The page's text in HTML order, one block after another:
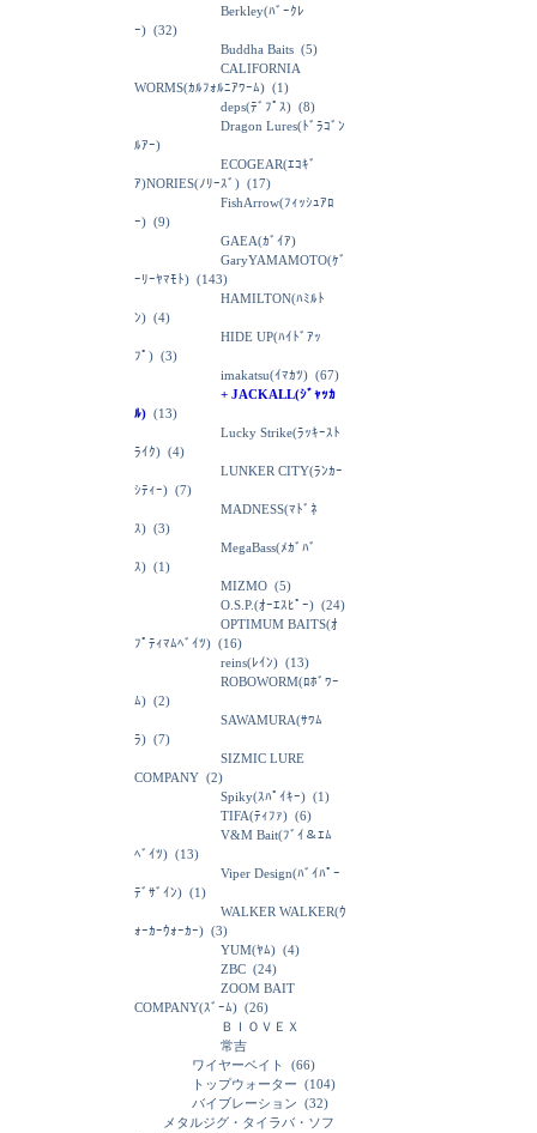
Berkley(ﾊﾞｰｸﾚ
ｰ) (32)
Buddha Baits (5)
CALIFORNIA
WORMS(ｶﾙﾌｫﾙﾆｱﾜｰﾑ) (1)
deps(ﾃﾞﾌﾟｽ) (8)
Dragon Lures(ﾄﾞﾗｺﾞﾝ
ﾙｱｰ)
ECOGEAR(ｴｺｷﾞ
ｱ)NORIES(ﾉﾘｰｽﾞ) (17)
FishArrow(ﾌｨｯｼｭｱﾛ
ｰ) (9)
GAEA(ｶﾞｲｱ)
GaryYAMAMOTO(ｹﾞ
ｰﾘｰﾔﾏﾓﾄ) (143)
HAMILTON(ﾊﾐﾙﾄ
ﾝ) (4)
HIDE UP(ﾊｲﾄﾞｱｯ
ﾌﾟ) (3)
imakatsu(ｲﾏｶﾂ) (67)
+ JACKALL(ｼﾞｬｯｶ
ﾙ) (13)
Lucky Strike(ﾗｯｷｰｽﾄ
ﾗｲｸ) (4)
LUNKER CITY(ﾗﾝｶｰ
ｼﾃｨｰ) (7)
MADNESS(ﾏﾄﾞﾈ
ｽ) (3)
MegaBass(ﾒｶﾞﾊﾞ
ｽ) (1)
MIZMO (5)
O.S.P.(ｵｰｴｽﾋﾟｰ) (24)
OPTIMUM BAITS(ｵ
ﾌﾟﾃｨﾏﾑﾍﾞｲﾂ) (16)
reins(ﾚｲﾝ) (13)
ROBOWORM(ﾛﾎﾞﾜｰ
ﾑ) (2)
SAWAMURA(ｻﾜﾑ
ﾗ) (7)
SIZMIC LURE
COMPANY (2)
Spiky(ｽﾊﾟｲｷｰ) (1)
TIFA(ﾃｨﾌｧ) (6)
V&M Bait(ﾌﾞｲ＆ｴﾑ
ﾍﾞｲﾂ) (13)
Viper Design(ﾊﾞｲﾊﾟｰ
ﾃﾞｻﾞｲﾝ) (1)
WALKER WALKER(ｳ
ｫｰｶｰｳｫｰｶｰ) (3)
YUM(ﾔﾑ) (4)
ZBC (24)
ZOOM BAIT
COMPANY(ｽﾞｰﾑ) (26)
ＢＩＯＶＥＸ
常吉
ワイヤーベイト
(66)
トップウォーター (104)
バイブレーション (32)
メタルジグ・タイラバ・ソフ